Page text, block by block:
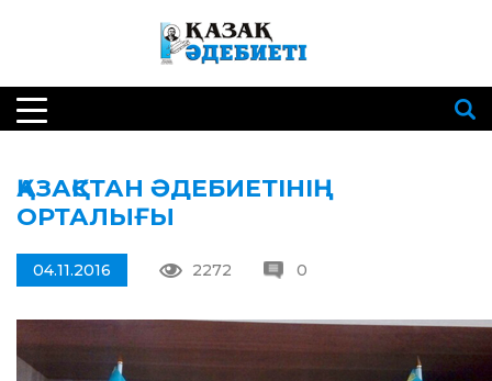
ҚАЗАҚСТАН ӘДЕБИЕТІНІҢ
ОРТАЛЫҒЫ
04.11.2016 2272 0